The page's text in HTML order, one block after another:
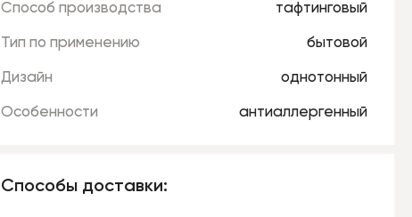
Способ производства тафтинговый
Тип по применению бытовой
Дизайн однотонный
Особенности антиаллергенный
Способы доставки: